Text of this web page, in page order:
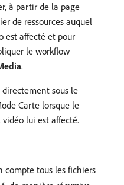
à partir de la page
de ressources auquel
est affecté et pour
le workflow
.
directement sous le
Carte lorsque le
lui est affecté.
compte tous les fichiers